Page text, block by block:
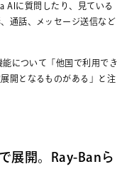
AIに質問したり、見ている
通話、メッセージ送信など
について「他国で利用でき
開となるものがある」と注
展開。Ray-Banら